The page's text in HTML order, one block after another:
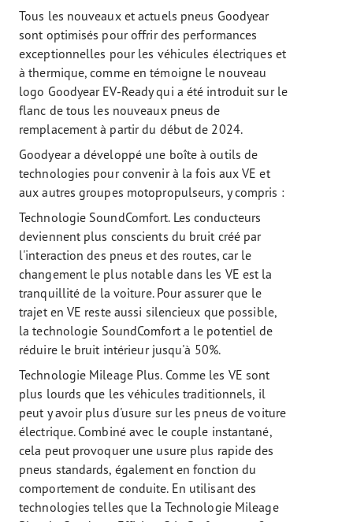
Tous les nouveaux et actuels pneus Goodyear
sont optimisés pour offrir des performances
exceptionnelles pour les véhicules électriques et
à thermique, comme en témoigne le nouveau
logo Goodyear EV-Ready qui a été introduit sur le
flanc de tous les nouveaux pneus de
remplacement à partir du début de 2024.
Goodyear a développé une boîte à outils de
technologies pour convenir à la fois aux VE et
aux autres groupes motopropulseurs, y compris :
Technologie SoundComfort. Les conducteurs
deviennent plus conscients du bruit créé par
l'interaction des pneus et des routes, car le
changement le plus notable dans les VE est la
tranquillité de la voiture. Pour assurer que le
trajet en VE reste aussi silencieux que possible,
la technologie SoundComfort a le potentiel de
réduire le bruit intérieur jusqu'à 50%.
Technologie Mileage Plus. Comme les VE sont
plus lourds que les véhicules traditionnels, il
peut y avoir plus d'usure sur les pneus de voiture
électrique. Combiné avec le couple instantané,
cela peut provoquer une usure plus rapide des
pneus standards, également en fonction du
comportement de conduite. En utilisant des
technologies telles que la Technologie Mileage